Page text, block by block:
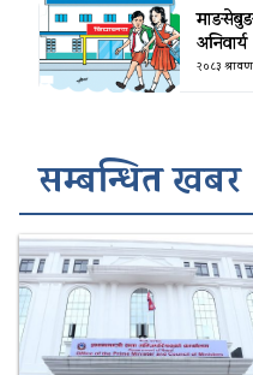
अनिवार्य
२०८३
सम्बन्धित खबर